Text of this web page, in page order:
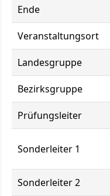
Ende
Veranstaltungsort
Landesgruppe
Bezirksgruppe
Prüfungsleiter
Sonderleiter 1
Sonderleiter 2